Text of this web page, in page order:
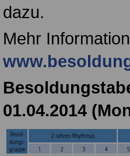
dazu.
Mehr
01.04.2014